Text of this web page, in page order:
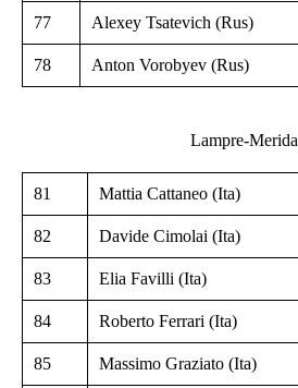
77 Alexey Tsatevich (Rus)
78 Anton Vorobyev (Rus)
Lampre-Merida
81 Mattia Cattaneo (Ita)
82 Davide Cimolai (Ita)
83 Elia Favilli (Ita)
84 Roberto Ferrari (Ita)
85 Massimo Graziato (Ita)